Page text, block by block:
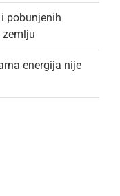
pobunjenih
zemlju
energija nije